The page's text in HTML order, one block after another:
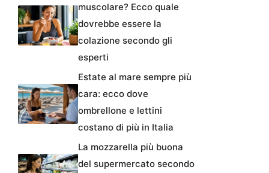
muscolare? Ecco quale
dovrebbe essere la
colazione secondo gli
esperti
Estate al mare sempre più
cara: ecco dove
ombrellone e lettini
costano di più in Italia
La mozzarella più buona
del supermercato secondo